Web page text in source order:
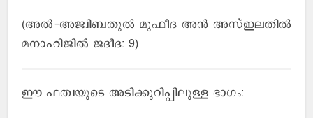
(അല്‍-അജ്വിബതുല്‍ മുഫീദ അന്‍ അസ്ഇലതില്‍
മനാഹിജില്‍ ജദീദ: 9)
ഈ ഫത്വയുടെ അടിക്കുറിപ്പിലുള്ള ഭാഗം: